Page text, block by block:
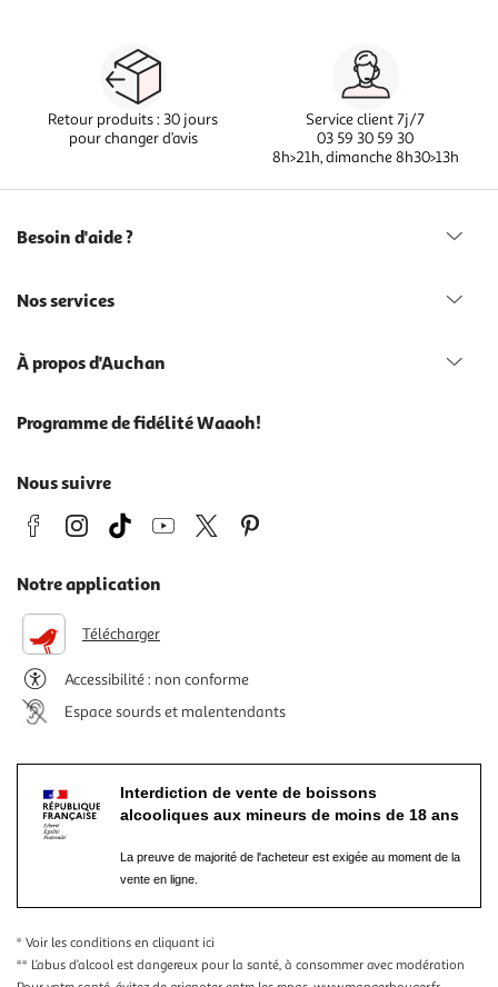
Retour produits : 30 jours
pour changer d’avis
Service client 7j/7
03 59 30 59 30
8h>21h, dimanche 8h30>13h
Besoin d'aide ?
Nos services
À propos d'Auchan
Programme de fidélité Waaoh!
Nous suivre
Notre application
Télécharger
Accessibilité : non conforme
Espace sourds et malentendants
Interdiction de vente de boissons
alcooliques aux mineurs de moins de 18 ans
La preuve de majorité de l'acheteur est exigée au moment de la
vente en ligne.
* Voir les conditions en cliquant ici
** L’abus d’alcool est dangereux pour la santé, à consommer avec modération